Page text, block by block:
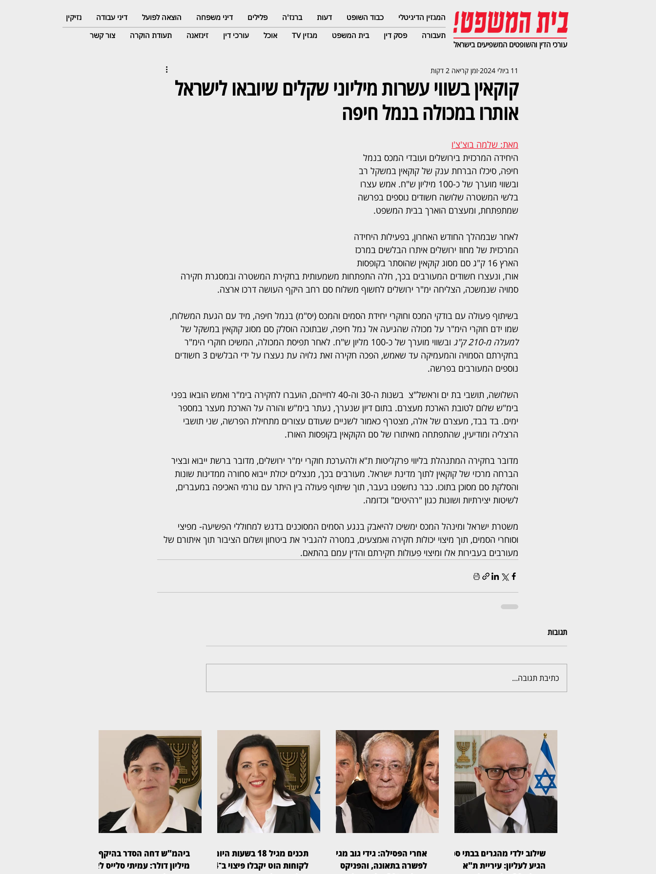
המגזין הדיגיטלי כבוד השופט דעות ברנז'ה פלילים דיני משפחה הוצאה לפועל דיני עבודה
נזיקין
תעבורה
פסק דין בית המשפט מגזין TV אוכל עורכי דין זינזאנה תעודת הוקרה צור קשר
עורכי הדין והשופטים המשפיעים בישראל
קוקאין בשווי עשרות מיליוני שקלים שיובאו לישראל
אותרו במכולה בנמל חיפה
11 ביולי 2024 זמן קריאה 2 דקות
מאת: שלמה בוצ'צ'ו
היחידה המרכזית בירושלים ועובדי המכס בנמל
חיפה, סיכלו הברחת ענק של קוקאין במשקל רב
ובשווי מוערך של כ-100 מיליון ש"ח. אמש עצרו
בלשי המשטרה שלושה חשודים נוספים בפרשה
שמתפתחת, ומעצרם הוארך בבית המשפט.
לאחר שבמהלך החודש האחרון, בפעילות היחידה
המרכזית של מחוז ירושלים איתרו הבלשים במרכז
הארץ 16 ק"ג סם מסוג קוקאין שהוסתר בקופסות
אורז, ונעצרו חשודים המעורבים בכך, חלה התפתחות משמעותית בחקירת המשטרה ובמסגרת חקירה
סמויה שנמשכה, הצליחה ימ"ר ירושלים לחשוף משלוח סם רחב היקף העושה דרכו ארצה.
בשיתוף פעולה עם בודקי המכס וחוקרי יחידת הסמים והמכס (יס"מ) בנמל חיפה, מיד עם הגעת המשלוח,
שמו ידם חוקרי הימ"ר על מכולה שהגיעה אל נמל חיפה, שבתוכה הוסלק סם מסוג קוקאין במשקל של
למעלה מ-210 ק"ג
ובשווי מוערך של כ-100 מליון ש"ח. לאחר תפיסת המכולה, המשיכו חוקרי הימ"ר
בחקירתם הסמויה והמעמיקה עד שאמש, הפכה חקירה זאת גלויה עת נעצרו על ידי הבלשים 3 חשודים
נוספים המעורבים בפרשה.
השלושה, תושבי בת ים וראשל"צ  בשנות ה-30 וה-40 לחייהם, הועברו לחקירה בימ"ר ואמש הובאו בפני
בימ"ש שלום לטובת הארכת מעצרם. בתום דיון שנערך, נעתר בימ"ש והורה על הארכת מעצר במספר
ימים. בד בבד, מעצרם של אלה, מצטרף כאמור לשניים שעודם עצורים מתחילת הפרשה, שני תושבי
הרצליה ומודיעין, שהתפתחה מאיתורו של סם הקוקאין בקופסות האורז.
מדובר בחקירה המתנהלת בליווי פרקליטות ת"א ולהערכת חוקרי ימ"ר ירושלים, מדובר ברשת ייבוא ובציר
הברחה מרכזי של קוקאין לתוך מדינת ישראל. מעורבים בכך, מנצלים יכולת ייבוא סחורה ממדינות שונות
והסלקת סם מסוכן בתוכו. כבר נחשפנו בעבר, תוך שיתוף פעולה בין היתר עם גורמי האכיפה במעברים,
לשיטות יצירתיות ושונות כגון "רהיטים" וכדומה.
משטרת ישראל ומינהל המכס ימשיכו להיאבק בנגע הסמים המסוכנים בדגש למחוללי הפשיעה- מפיצי
וסוחרי הסמים, תוך מיצוי יכולות חקירה ואמצעים, במטרה להגביר את ביטחון ושלום הציבור תוך איתורם של
מעורבים בעבירות אלו ומיצוי פעולות חקירתם והדין עמם בהתאם.
תגובות
כתיבת תגובה...
שילוב ילדי מהגרים בבתי ספר
הגיע לעליון: עיריית ת"א
אחרי הפסילה: גידי גוב מגיע
לפשרה בתאונה, והפניקס
תכנים מגיל 18 בשעות היום:
לקוחות הוט יקבלו פיצוי ב־4
מיליון דולר: עמיתי סלייס לא